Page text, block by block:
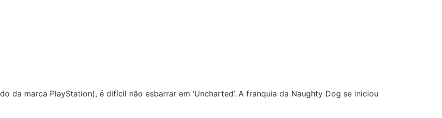
da marca PlayStation), é difícil não esbarrar em ‘Uncharted’. A franquia da Naughty Dog se iniciou